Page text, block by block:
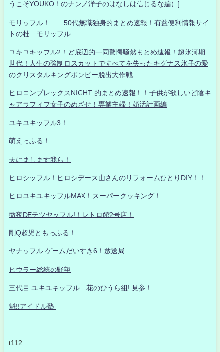
うこそYOUKO！のナンノ洋子のはなしは信じるな編）]
モリッフル！ 50代無職独身的まとめ速報！有益便利情報サイ
トの杜 モリッフル
ユキユキッフル2！ど底辺的一同驚愕騒然まとめ速報！超氷河期
世代！人生の強制ロスカットですべてを失ったキグナス氷子の愛
のクリスタルキングボンビー脱出大作戦
ヒロコンプレックスNIGHT 的まとめ速報！！子供が欲しいど陰キ
ャアラフィフ女子のめざせ！専業主婦！婚活計画編
ユキユキッフル3！
萌えっふる！
天にまします我ら！
ヒロシッフル！ヒロシデース山さんのリフォームひとりDIY！！
ヒロユキユキッフルMAX！スーパークッキング！
徹夜DEテツヤッフル!！レトロ館2号店！
剛Q超児ともっふる！
ヤナッフル ゲームだいすき6！放送局
ヒウラー総統の野望
三代目 ユキユキッフル 花のひうら組! 見参！
魁!!アイドル塾!
t112